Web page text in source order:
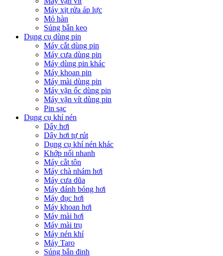
Máy xịt rửa áp lực
Mỏ hàn
Súng bắn keo
Dụng cụ dùng pin
Máy cắt dùng pin
Máy cưa dùng pin
Máy dùng pin khác
Máy khoan pin
Máy mài dùng pin
Máy vặn ốc dùng pin
Máy vặn vít dùng pin
Pin sạc
Dụng cụ khí nén
Dây hơi
Dây hơi tự rút
Dụng cụ khí nén khác
Khớp nối nhanh
Máy cắt tôn
Máy chà nhám hơi
Máy cưa dũa
Máy đánh bóng hơi
Máy đục hơi
Máy khoan hơi
Máy mài hơi
Máy mài trụ
Máy nén khí
Máy Taro
Súng bắn đinh